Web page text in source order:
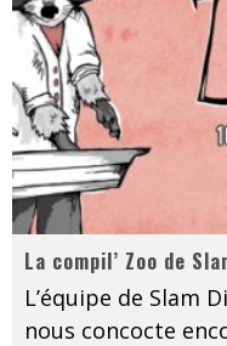
La compil’ Zoo de
L’équipe de Slam
nous concocte